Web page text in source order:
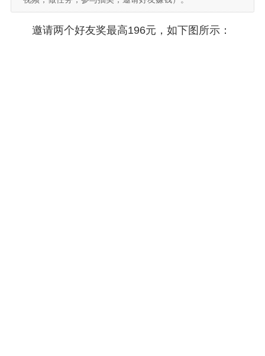
邀请两个好友奖最高196元，如下图所示：